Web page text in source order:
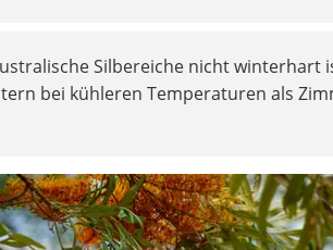
Silbereiche nicht winterhart
bei kühleren Temperaturen als